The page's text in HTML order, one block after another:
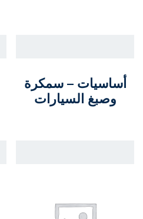
أساسيات – سمكرة
وصبغ السيارات